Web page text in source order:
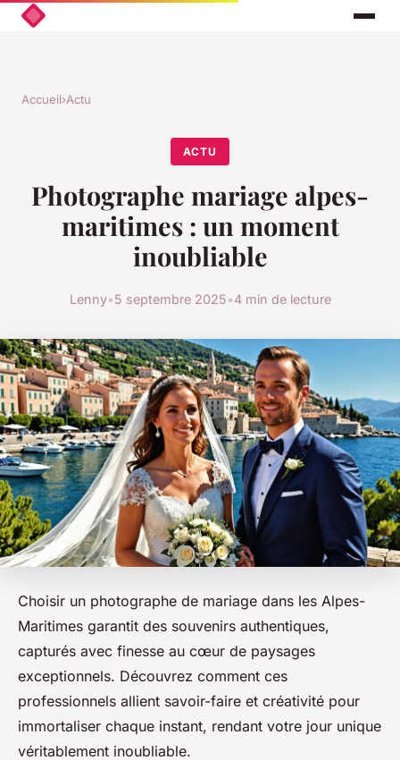
Accueil›Actu
ACTU
Photographe mariage alpes-
maritimes : un moment
inoubliable
Lenny•5 septembre 2025•4 min de lecture
Choisir un photographe de mariage dans les Alpes-
Maritimes garantit des souvenirs authentiques,
capturés avec finesse au cœur de paysages
exceptionnels. Découvrez comment ces
professionnels allient savoir-faire et créativité pour
immortaliser chaque instant, rendant votre jour unique
véritablement inoubliable.